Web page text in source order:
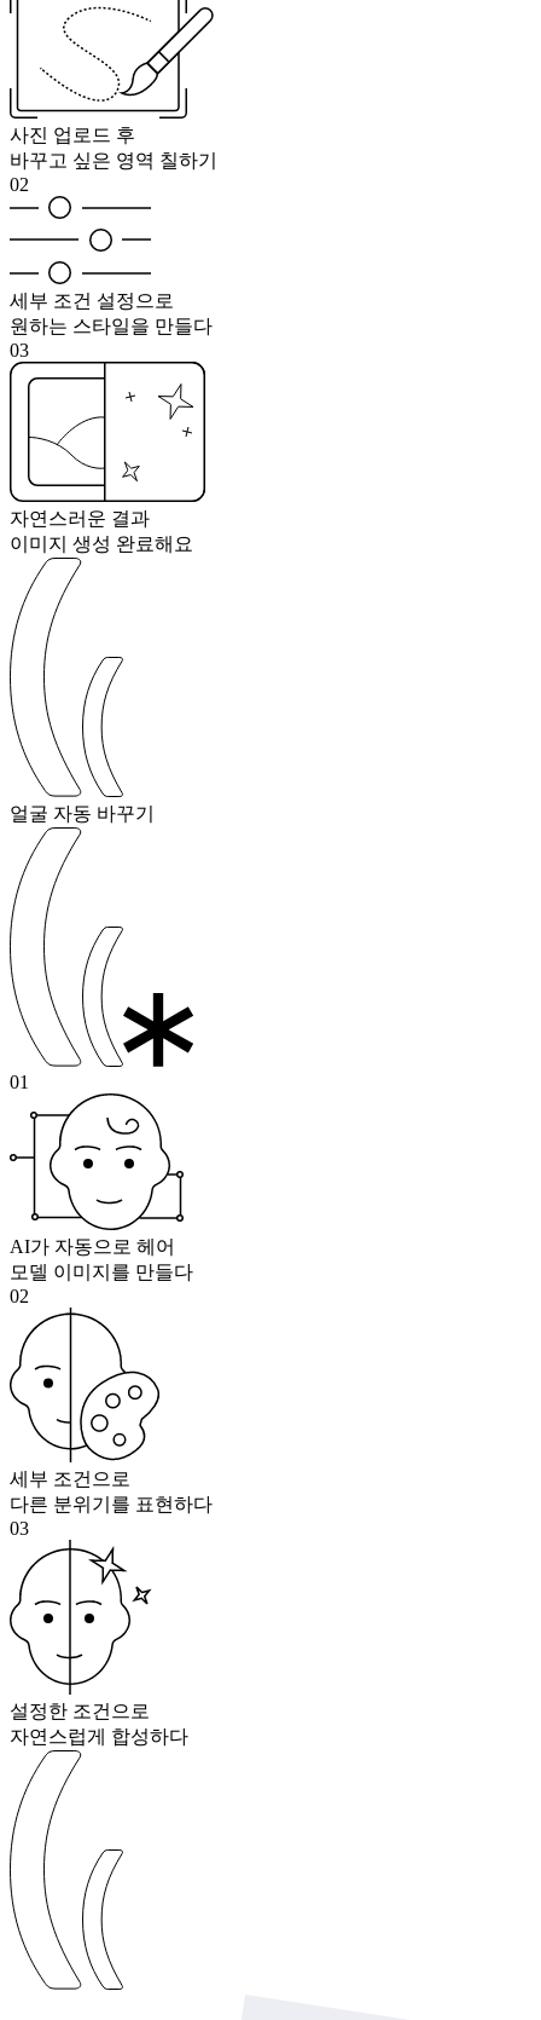
사진 업로드 후
바꾸고 싶은 영역 칠하기
02
세부 조건 설정으로
원하는 스타일을 만들다
03
자연스러운 결과
이미지 생성 완료해요
얼굴 자동 바꾸기
01
AI가 자동으로 헤어
모델 이미지를 만들다
02
세부 조건으로
다른 분위기를 표현하다
03
설정한 조건으로
자연스럽게 합성하다